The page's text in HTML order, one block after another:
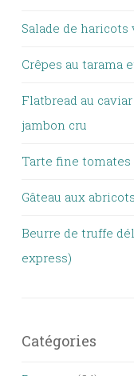
Salade de
Crêpes au tarama
Flatbread au
jambon cru
Tarte fine tomates
Gâteau aux
Beurre de truffe
express)
Catégories